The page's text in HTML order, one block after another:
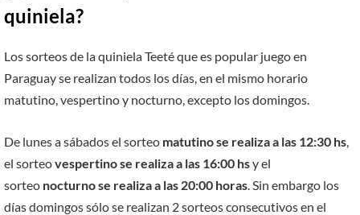
quiniela?
Los sorteos de la quiniela Teeté que es popular juego en
Paraguay se realizan todos los días, en el mismo horario
matutino, vespertino y nocturno, excepto los domingos.
De lunes a sábados el sorteo matutino se realiza a las 12:30 hs,
el sorteovespertino se realiza a las 16:00 hsy el
sorteo nocturno se realiza a las 20:00 horas. Sin embargo los
días domingos sólo se realizan 2 sorteos consecutivos en el